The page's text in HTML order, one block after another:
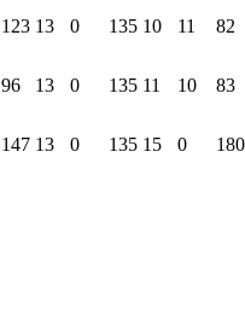
123 13 0 135 10 11 82
96 13 0 135 11 10 83
147 13 0 135 15 0
180